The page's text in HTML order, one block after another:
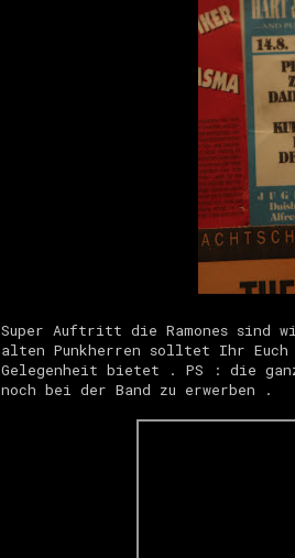
Super Auftritt die Ramones sind
alten Punkherren solltet Ihr Euch
Gelegenheit bietet . PS : die
noch bei der Band zu erwerben .